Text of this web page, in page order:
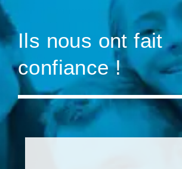
Ils nous ont fait
confiance !